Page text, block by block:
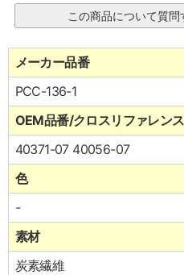
メーカー品番
PCC-136-1
OEM品番/クロスリファレンス
40371-07 40056-07
色
-
素材
炭素繊維